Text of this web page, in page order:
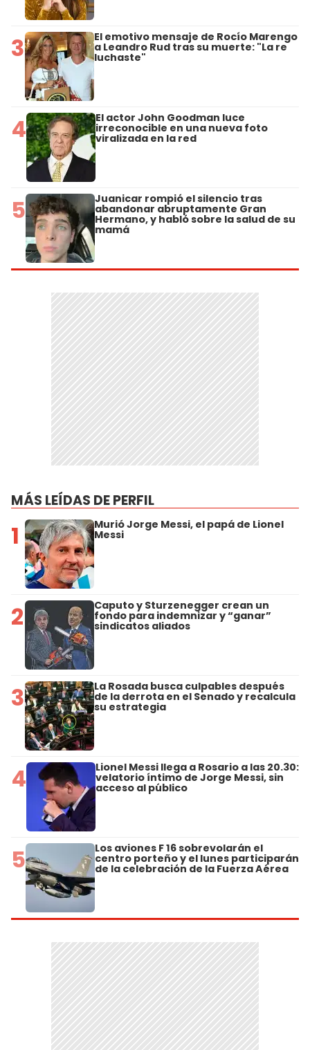
3 El emotivo mensaje de Rocío Marengo
a Leandro Rud tras su muerte: "La re
luchaste"
4 El actor John Goodman luce
irreconocible en una nueva foto
viralizada en la red
5 Juanicar rompió el silencio tras
abandonar abruptamente Gran
Hermano, y habló sobre la salud de su
mamá
MÁS LEÍDAS DE PERFIL
1 Murió Jorge Messi, el papá de Lionel
Messi
2 Caputo y Sturzenegger crean un
fondo para indemnizar y “ganar”
sindicatos aliados
3 La Rosada busca culpables después
de la derrota en el Senado y recalcula
su estrategia
4 Lionel Messi llega a Rosario a las 20.30:
velatorio íntimo de Jorge Messi, sin
acceso al público
5 Los aviones F 16 sobrevolarán el
centro porteño y el lunes participarán
de la celebración de la Fuerza Aérea